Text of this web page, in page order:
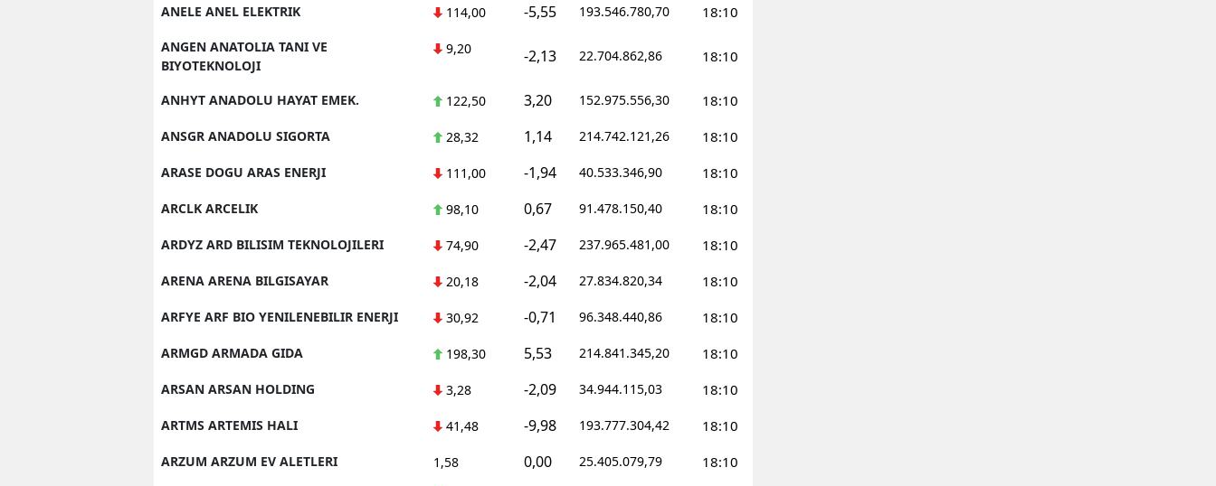
ANELE ANEL ELEKTRIK 114,00 -5,55 193.546.780,70 18:10
ANGEN ANATOLIA TANI VE
BIYOTEKNOLOJI
9,20 -2,13 22.704.862,86 18:10
ANHYT ANADOLU HAYAT EMEK. 122,50 3,20 152.975.556,30 18:10
ANSGR ANADOLU SIGORTA 28,32 1,14 214.742.121,26 18:10
ARASE DOGU ARAS ENERJI 111,00 -1,94 40.533.346,90 18:10
ARCLK ARCELIK 98,10 0,67 91.478.150,40 18:10
ARDYZ ARD BILISIM TEKNOLOJILERI 74,90 -2,47 237.965.481,00 18:10
ARENA ARENA BILGISAYAR 20,18 -2,04 27.834.820,34 18:10
ARFYE ARF BIO YENILENEBILIR ENERJI 30,92 -0,71 96.348.440,86 18:10
ARMGD ARMADA GIDA 198,30 5,53 214.841.345,20 18:10
ARSAN ARSAN HOLDING 3,28 -2,09 34.944.115,03 18:10
ARTMS ARTEMIS HALI 41,48 -9,98 193.777.304,42 18:10
ARZUM ARZUM EV ALETLERI 1,58 0,00 25.405.079,79 18:10